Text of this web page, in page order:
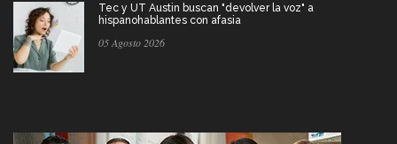
Tec y UT Austin buscan "devolver la voz" a
hispanohablantes con afasia
05 Agosto 2026